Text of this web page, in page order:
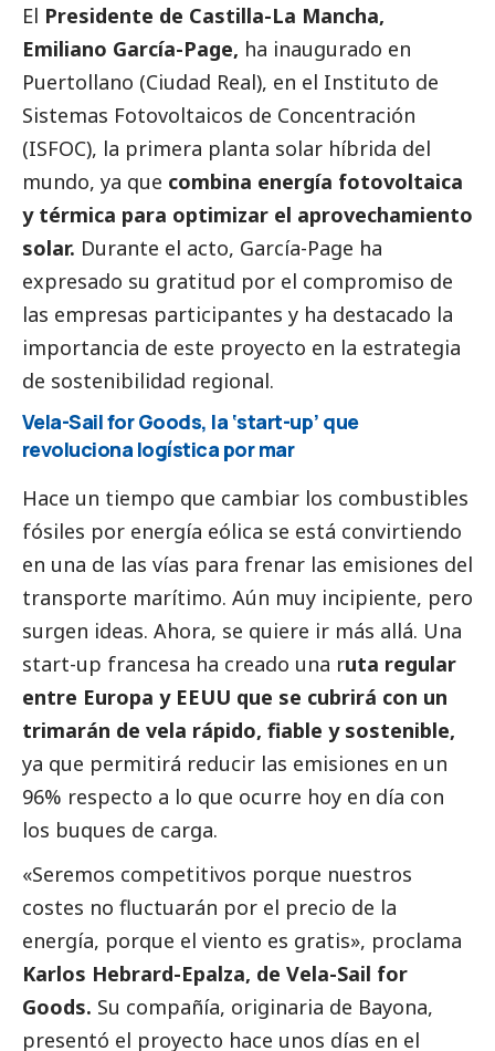
El Presidente de Castilla-La Mancha,
Emiliano García-Page, ha inaugurado en
Puertollano (Ciudad Real), en el Instituto de
Sistemas Fotovoltaicos de Concentración
(ISFOC), la primera planta solar híbrida del
mundo, ya que combina energía fotovoltaica
y térmica para optimizar el aprovechamiento
solar. Durante el acto, García-Page ha
expresado su gratitud por el compromiso de
las empresas participantes y ha destacado la
importancia de este proyecto en la estrategia
de sostenibilidad regional.
Vela-Sail for Goods, la ‘start-up’ que
revoluciona logística por mar
Hace un tiempo que cambiar los combustibles
fósiles por energía eólica se está convirtiendo
en una de las vías para frenar las emisiones del
transporte marítimo. Aún muy incipiente, pero
surgen ideas. Ahora, se quiere ir más allá. Una
start-up francesa ha creado una ruta regular
entre Europa y EEUU que se cubrirá con un
trimarán de vela rápido, fiable y sostenible,
ya que permitirá reducir las emisiones en un
96% respecto a lo que ocurre hoy en día con
los buques de carga.
«Seremos competitivos porque nuestros
costes no fluctuarán por el precio de la
energía, porque el viento es gratis», proclama
Karlos Hebrard-Epalza, de Vela-Sail for
Goods. Su compañía, originaria de Bayona,
presentó el proyecto hace unos días en el